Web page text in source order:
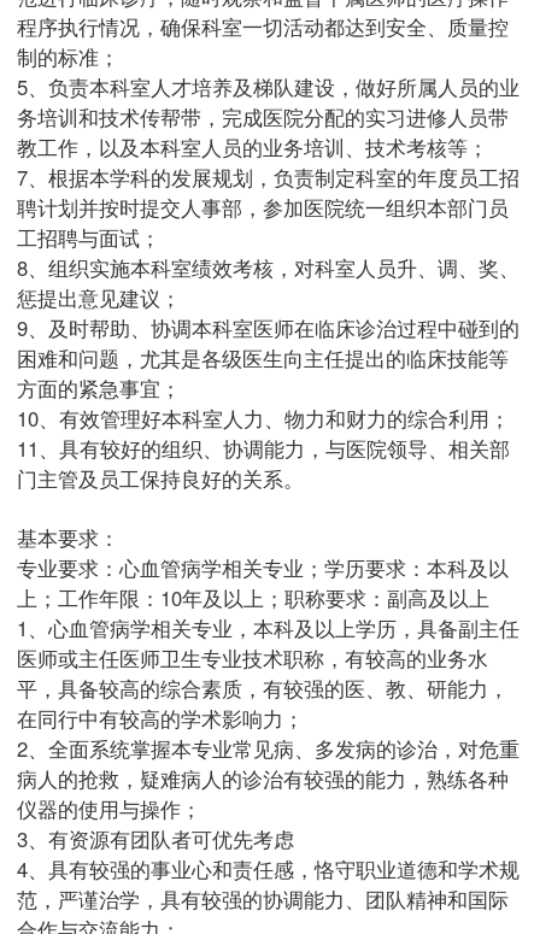
程序执行情况，确保科室一切活动都达到安全、质量控
制的标准；
5、负责本科室人才培养及梯队建设，做好所属人员的业
务培训和技术传帮带，完成医院分配的实习进修人员带
教工作，以及本科室人员的业务培训、技术考核等；
7、根据本学科的发展规划，负责制定科室的年度员工招
聘计划并按时提交人事部，参加医院统一组织本部门员
工招聘与面试；
8、组织实施本科室绩效考核，对科室人员升、调、奖、
惩提出意见建议；
9、及时帮助、协调本科室医师在临床诊治过程中碰到的
困难和问题，尤其是各级医生向主任提出的临床技能等
方面的紧急事宜；
10、有效管理好本科室人力、物力和财力的综合利用；
11、具有较好的组织、协调能力，与医院领导、相关部
门主管及员工保持良好的关系。
基本要求：
专业要求：心血管病学相关专业；学历要求：本科及以
上；工作年限：10年及以上；职称要求：副高及以上
1、心血管病学相关专业，本科及以上学历，具备副主任
医师或主任医师卫生专业技术职称，有较高的业务水
平，具备较高的综合素质，有较强的医、教、研能力，
在同行中有较高的学术影响力；
2、全面系统掌握本专业常见病、多发病的诊治，对危重
病人的抢救，疑难病人的诊治有较强的能力，熟练各种
仪器的使用与操作；
3、有资源有团队者可优先考虑
4、具有较强的事业心和责任感，恪守职业道德和学术规
范，严谨治学，具有较强的协调能力、团队精神和国际